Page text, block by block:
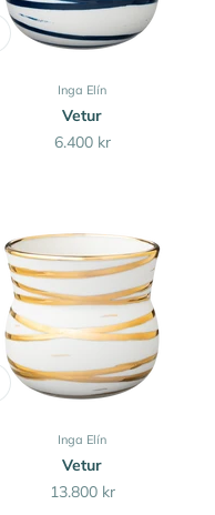
Inga Elín
Vetur
Sale price
6.400 kr
Inga Elín
Vetur
Sale price
13.800 kr